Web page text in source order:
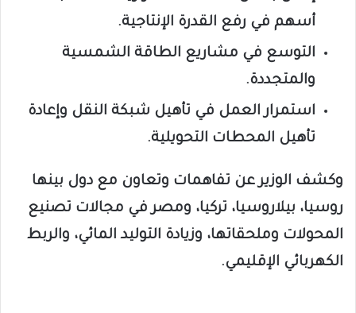
أسهم في رفع القدرة الإنتاجية.
التوسع في مشاريع الطاقة الشمسية
والمتجددة.
استمرار العمل في تأهيل شبكة النقل وإعادة
تأهيل المحطات التحويلية.
وكشف الوزير عن تفاهمات وتعاون مع دول بينها
روسيا، بيلاروسيا، تركيا، ومصر في مجالات تصنيع
المحولات وملحقاتها، وزيادة التوليد المائي، والربط
الكهربائي الإقليمي.